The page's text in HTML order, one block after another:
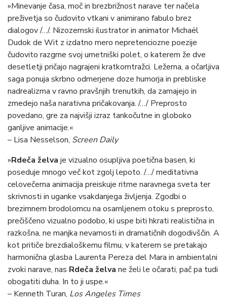
»Minevanje časa, moč in brezbrižnost narave ter načela
preživetja so čudovito vtkani v animirano fabulo brez
dialogov /…/. Nizozemski ilustrator in animator Michaël
Dudok de Wit z izdatno mero nepretenciozne poezije
čudovito razgrne svoj umetniški polet, o katerem že dve
desetletji pričajo nagrajeni kratkomtražci. Ležerna, a očarljiva
saga ponuja skrbno odmerjene doze humorja in prebliske
nadrealizma v ravno pravšnjih trenutkih, da zamajejo in
zmedejo naša narativna pričakovanja. /…/ Preprosto
povedano, gre za najvišji izraz tankočutne in globoko
ganljive animacije.«
– Lisa Nesselson, Screen Daily
»Rdeča želva je vizualno osupljiva poetična basen, ki
poseduje mnogo več kot zgolj lepoto. /…/ meditativna
celovečerna animacija preiskuje ritme naravnega sveta ter
skrivnosti in uganke vsakdanjega življenja. Zgodbi o
brezimnem brodolomcu na osamljenem otoku s preprosto,
prečiščeno vizualno podobo, ki uspe biti hkrati realistična in
razkošna, ne manjka nevarnosti in dramatičnih dogodivščin. A
kot pritiče brezdialoškemu filmu, v katerem se pretakajo
harmonična glasba Laurenta Pereza del Mara in ambientalni
zvoki narave, nas Rdeča želva ne želi le očarati, pač pa tudi
obogatiti duha. In to ji uspe.«
– Kenneth Turan, Los Angeles Times